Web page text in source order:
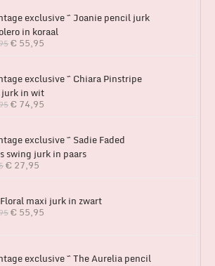
exclusive ~ Joanie pencil jurk
in koraal
€ 55,95
exclusive ~ Chiara Pinstripe
in wit
€ 74,95
exclusive ~ Sadie Faded
swing jurk in paars
€ 27,95
maxi jurk in zwart
€ 55,95
exclusive ~ The Aurelia pencil